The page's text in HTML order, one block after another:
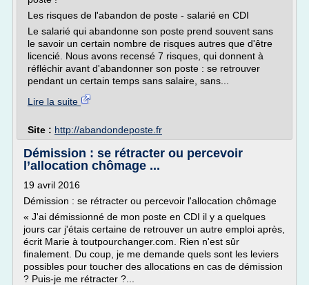
Les risques de l'abandon de poste - salarié en CDI
Le salarié qui abandonne son poste prend souvent sans
le savoir un certain nombre de risques autres que d'être
licencié. Nous avons recensé 7 risques, qui donnent à
réfléchir avant d'abandonner son poste : se retrouver
pendant un certain temps sans salaire, sans...
Lire la suite
Site : http://abandondeposte.fr
Démission : se rétracter ou percevoir
l’allocation chômage ...
19 avril 2016
Démission : se rétracter ou percevoir l'allocation chômage
« J'ai démissionné de mon poste en CDI il y a quelques
jours car j'étais certaine de retrouver un autre emploi après,
écrit Marie à toutpourchanger.com. Rien n'est sûr
finalement. Du coup, je me demande quels sont les leviers
possibles pour toucher des allocations en cas de démission
? Puis-je me rétracter ?...